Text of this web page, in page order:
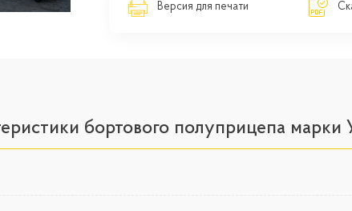
Версия для печати
бортового полуприцепа марки